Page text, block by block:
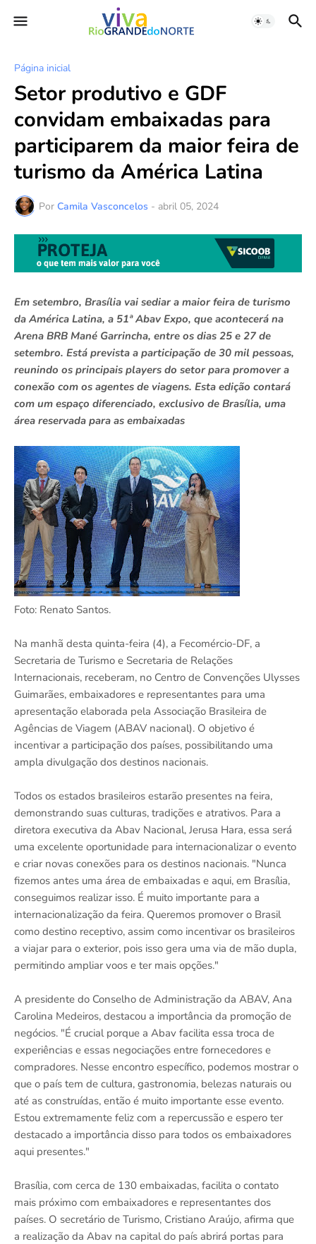
Página inicial
Setor produtivo e GDF
convidam embaixadas para
participarem da maior feira de
turismo da América Latina
Por Camila Vasconcelos - abril 05, 2024
Em setembro, Brasília vai sediar a maior feira de turismo
da América Latina, a 51ª Abav Expo, que acontecerá na
Arena BRB Mané Garrincha, entre os dias 25 e 27 de
setembro. Está prevista a participação de 30 mil pessoas,
reunindo os principais players do setor para promover a
conexão com os agentes de viagens. Esta edição contará
com um espaço diferenciado, exclusivo de Brasília, uma
área reservada para as embaixadas
Foto: Renato Santos.
Na manhã desta quinta-feira (4), a Fecomércio-DF, a
Secretaria de Turismo e Secretaria de Relações
Internacionais, receberam, no Centro de Convenções Ulysses
Guimarães, embaixadores e representantes para uma
apresentação elaborada pela Associação Brasileira de
Agências de Viagem (ABAV nacional). O objetivo é
incentivar a participação dos países, possibilitando uma
ampla divulgação dos destinos nacionais.
Todos os estados brasileiros estarão presentes na feira,
demonstrando suas culturas, tradições e atrativos. Para a
diretora executiva da Abav Nacional, Jerusa Hara, essa será
uma excelente oportunidade para internacionalizar o evento
e criar novas conexões para os destinos nacionais. "Nunca
fizemos antes uma área de embaixadas e aqui, em Brasília,
conseguimos realizar isso. É muito importante para a
internacionalização da feira. Queremos promover o Brasil
como destino receptivo, assim como incentivar os brasileiros
a viajar para o exterior, pois isso gera uma via de mão dupla,
permitindo ampliar voos e ter mais opções."
A presidente do Conselho de Administração da ABAV, Ana
Carolina Medeiros, destacou a importância da promoção de
negócios. "É crucial porque a Abav facilita essa troca de
experiências e essas negociações entre fornecedores e
compradores. Nesse encontro específico, podemos mostrar o
que o país tem de cultura, gastronomia, belezas naturais ou
até as construídas, então é muito importante esse evento.
Estou extremamente feliz com a repercussão e espero ter
destacado a importância disso para todos os embaixadores
aqui presentes."
Brasília, com cerca de 130 embaixadas, facilita o contato
mais próximo com embaixadores e representantes dos
países. O secretário de Turismo, Cristiano Araújo, afirma que
a realização da Abav na capital do país abrirá portas para